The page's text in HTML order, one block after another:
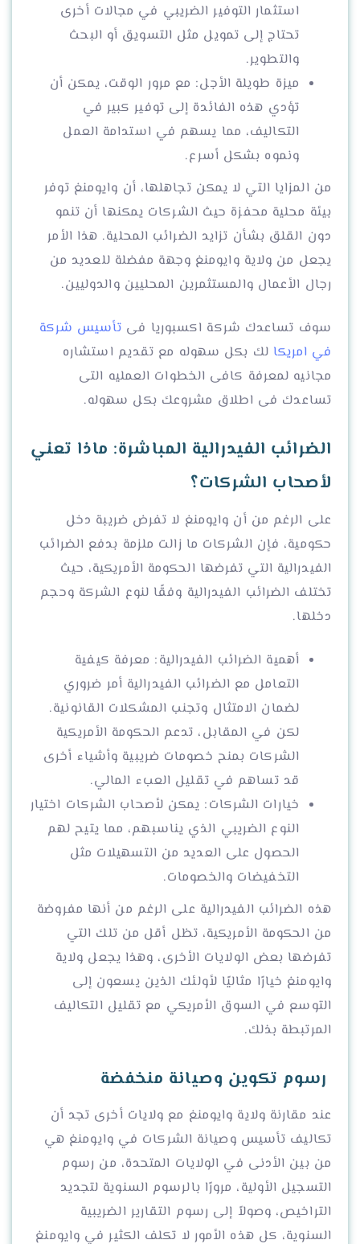
استثمار التوفير الضريبي في مجالات أخرى
تحتاج إلى تمويل مثل التسويق أو البحث
والتطوير.
ميزة طويلة الأجل: مع مرور الوقت، يمكن أن
تؤدي هذه الفائدة إلى توفير كبير في
التكاليف، مما يسهم في استدامة العمل
ونموه بشكل أسرع.
من المزايا التي لا يمكن تجاهلها، أن وايومنغ توفر
بيئة محلية محفزة حيث الشركات يمكنها أن تنمو
دون القلق بشأن تزايد الضرائب المحلية. هذا الأمر
يجعل من ولاية وايومنغ وجهة مفضلة للعديد من
رجال الأعمال والمستثمرين المحليين والدوليين.
سوف تساعدك شركة اكسبوريا فى تأسيس شركة
في امريكا لك بكل سهوله مع تقديم استشاره
مجانيه لمعرفة كافى الخطوات العمليه التى
تساعدك فى اطلاق مشروعك بكل سهوله.
الضرائب الفيدرالية المباشرة: ماذا تعني
لأصحاب الشركات؟
على الرغم من أن وايومنغ لا تفرض ضريبة دخل
حكومية، فإن الشركات ما زالت ملزمة بدفع الضرائب
الفيدرالية التي تفرضها الحكومة الأمريكية، حيث
تختلف الضرائب الفيدرالية وفقًا لنوع الشركة وحجم
دخلها.
أهمية الضرائب الفيدرالية: معرفة كيفية
التعامل مع الضرائب الفيدرالية أمر ضروري
لضمان الامتثال وتجنب المشكلات القانونية.
لكن في المقابل، تدعم الحكومة الأمريكية
الشركات بمنح خصومات ضريبية وأشياء أخرى
قد تساهم في تقليل العبء المالي.
خيارات الشركات: يمكن لأصحاب الشركات اختيار
النوع الضريبي الذي يناسبهم، مما يتيح لهم
الحصول على العديد من التسهيلات مثل
التخفيضات والخصومات.
هذه الضرائب الفيدرالية على الرغم من أنها مفروضة
من الحكومة الأمريكية، تظل أقل من تلك التي
تفرضها بعض الولايات الأخرى، وهذا يجعل ولاية
وايومنغ خيارًا مثاليًا لأولئك الذين يسعون إلى
التوسع في السوق الأمريكي مع تقليل التكاليف
المرتبطة بذلك.
رسوم تكوين وصيانة منخفضة
عند مقارنة ولاية وايومنغ مع ولايات أخرى تجد أن
تكاليف تأسيس وصيانة الشركات في وايومنغ هي
من بين الأدنى في الولايات المتحدة، من رسوم
التسجيل الأولية، مرورًا بالرسوم السنوية لتجديد
التراخيص، وصولاً إلى رسوم التقارير الضريبية
السنوية، كل هذه الأمور لا تكلف الكثير في وايومنغ